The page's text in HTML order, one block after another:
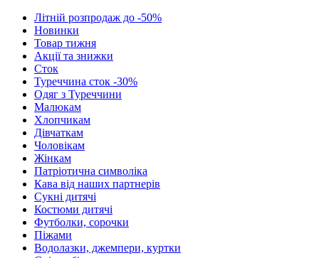
Літній розпродаж до -50%
Новинки
Товар тижня
Акції та знижки
Сток
Туреччина сток -30%
Одяг з Туреччини
Малюкам
Хлопчикам
Дівчаткам
Чоловікам
Жінкам
Патріотична символіка
Кава від наших партнерів
Сукні дитячі
Костюми дитячі
Футболки, сорочки
Піжами
Водолазки, джемпери, куртки